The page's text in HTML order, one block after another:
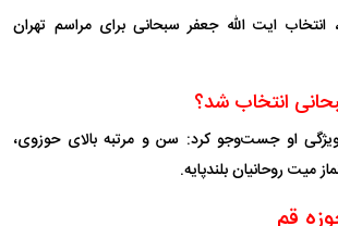
ایت الله جعفر سبحانی برای مراسم تهران
انتخاب شد؟
او جست‌وجو کرد: سن و مرتبه بالای حوزوی،
میت روحانیان بلندپایه.